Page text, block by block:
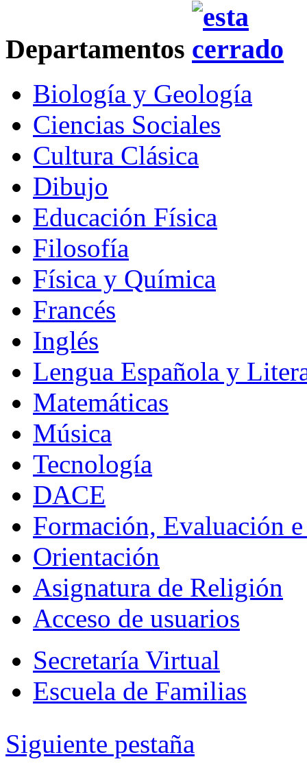
Departamentos
Biología y Geología
Ciencias Sociales
Cultura Clásica
Dibujo
Educación Física
Filosofía
Física y Química
Francés
Inglés
Lengua Española y
Matemáticas
Música
Tecnología
DACE
Formación, Evaluación
Orientación
Asignatura de Religión
Acceso de usuarios
Secretaría Virtual
Escuela de Familias
Siguiente pestaña